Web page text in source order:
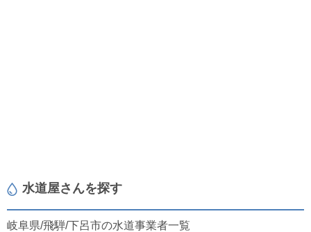
水道屋さんを探す
岐阜県/飛騨/下呂市の水道事業者一覧